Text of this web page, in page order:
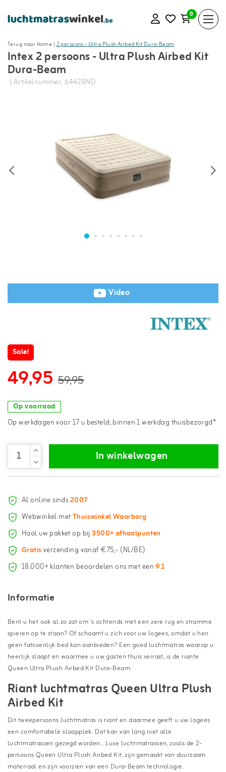
0
Terug naar Home |2 persoons - Ultra Plush Airbed Kit Dura-Beam
Intex 2 persoons - Ultra Plush Airbed Kit
Dura-Beam
| Artikelnummer: 64428ND
Video
Sale!
49,95 59,95
Op voorraad
Op werkdagen voor 17 u besteld, binnen 1 werkdag thuisbezorgd*
In winkelwagen
Al online sinds2007
Webwinkel metThuiswinkel Waarborg
Haal uw pakket op bij3500+ afhaalpunten
Gratisverzending vanaf €75,- (NL/BE)
18.000+ klanten beoordelen ons met een9.1
Informatie
Bent u het ook al zo zat om 's ochtends met een zere rug en stramme
spieren op te staan? Of schaamt u zich voor uw logees, omdat u hen
geen fatsoenlijk bed kan aanbieden? Een goed luchtmatras waarop u
heerlijk slaapt en waarmee u uw gasten thuis verrast, is de riante
Queen Ultra Plush Airbed Kit Dura-Beam.
Riant luchtmatras Queen Ultra Plush
Airbed Kit
Dit tweepersoons luchtmatras is riant en daarmee geeft u uw logees
een comfortabele slaapplek. Dat kan van lang niet alle
luchtmatrassen gezegd worden... Luxe luchtmatrassen, zoals de 2-
persoons Queen Ultra Plush Airbed Kit, zijn gemaakt van duurzaam
materiaal en zijn voorzien van een Dura-Beam technologie.